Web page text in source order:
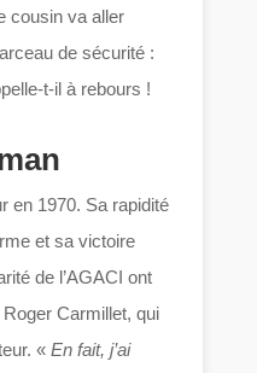
cousin va aller
de sécurité :
t-il à rebours !
en 1970. Sa rapidité
et sa victoire
de l’AGACI ont
Carmillet, qui
«En fait, j’ai